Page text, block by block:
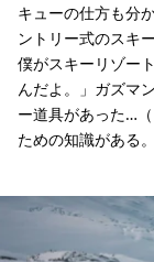
キューの仕方も分
ントリー式のスキ
僕がスキーリゾー
んだよ。」ガズマ
ー道具があった…
ための知識がある。